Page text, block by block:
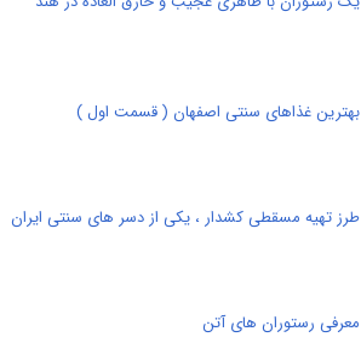
بهترین غذاهای سنتی اصفهان ( قسمت اول )
طرز تهیه مسقطی کشدار ، یکی از دسر های سنتی ایران
معرفی رستوران های آتن